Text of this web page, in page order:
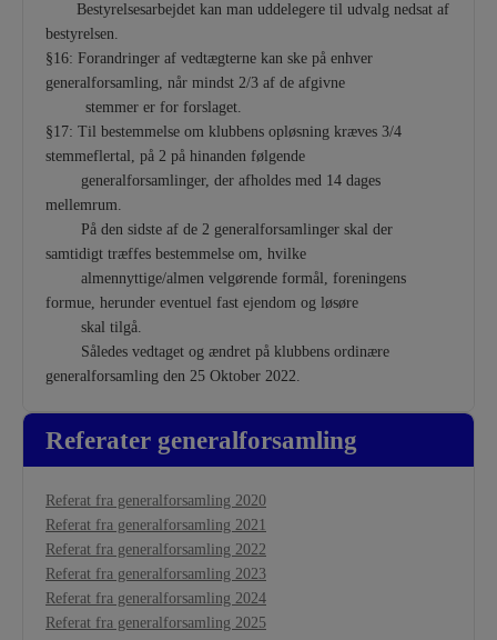
Bestyrelsesarbejdet kan man uddelegere til udvalg nedsat af
bestyrelsen.
§16: Forandringer af vedtægterne kan ske på enhver
generalforsamling, når mindst 2/3 af de afgivne
stemmer er for forslaget.
§17: Til bestemmelse om klubbens opløsning kræves 3/4
stemmeflertal, på 2 på hinanden følgende
generalforsamlinger, der afholdes med 14 dages
mellemrum.
På den sidste af de 2 generalforsamlinger skal der
samtidigt træffes bestemmelse om, hvilke
almennyttige/almen velgørende formål, foreningens
formue, herunder eventuel fast ejendom og løsøre
skal tilgå.
Således vedtaget og ændret på klubbens ordinære
generalforsamling den 25 Oktober 2022.
Referater generalforsamling
Referat fra generalforsamling 2020
Referat fra generalforsamling 2021
Referat fra generalforsamling 2022
Referat fra generalforsamling 2023
Referat fra generalforsamling 2024
Referat fra generalforsamling 2025